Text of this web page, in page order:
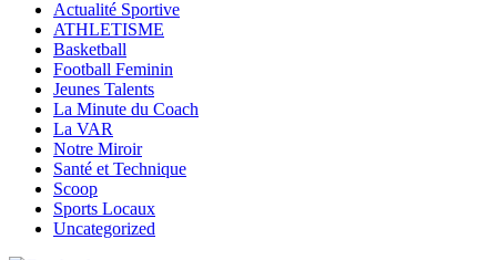
Actualité Sportive
ATHLETISME
Basketball
Football Feminin
Jeunes Talents
La Minute du Coach
La VAR
Notre Miroir
Santé et Technique
Scoop
Sports Locaux
Uncategorized